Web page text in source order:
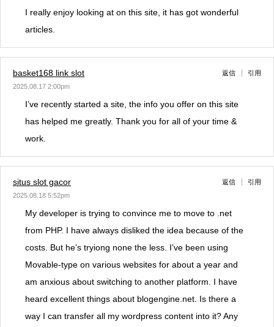
I really enjoy looking at on this site, it has got wonderful
articles.
basket168 link slot
2025.08.17 2:00pm
返信 引用
I’ve recently started a site, the info you offer on this site
has helped me greatly. Thank you for all of your time &
work.
situs slot gacor
2025.08.18 5:52pm
返信 引用
My developer is trying to convince me to move to .net
from PHP. I have always disliked the idea because of the
costs. But he’s tryiong none the less. I’ve been using
Movable-type on various websites for about a year and
am anxious about switching to another platform. I have
heard excellent things about blogengine.net. Is there a
way I can transfer all my wordpress content into it? Any